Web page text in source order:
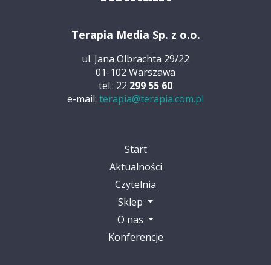
Terapia Media Sp. z o.o.
ul. Jana Olbrachta 29/22
01-102 Warszawa
tel.: 22 299 55 60
e-mail: terapia@terapia.com.pl
Start
Aktualności
Czytelnia
Sklep
O nas
Konferencje